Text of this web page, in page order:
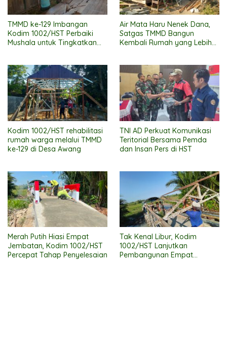
TMMD ke-129 Imbangan
Kodim 1002/HST Perbaiki
Mushala untuk Tingkatkan
Air Mata Haru Nenek Dana,
Satgas TMMD Bangun
Kembali Rumah yang Lebih
Kodim 1002/HST rehabilitasi
rumah warga melalui TMMD
ke-129 di Desa Awang
TNI AD Perkuat Komunikasi
Teritorial Bersama Pemda
dan Insan Pers di HST
Merah Putih Hiasi Empat
Jembatan, Kodim 1002/HST
Percepat Tahap Penyelesaian
Tak Kenal Libur, Kodim
1002/HST Lanjutkan
Pembangunan Empat